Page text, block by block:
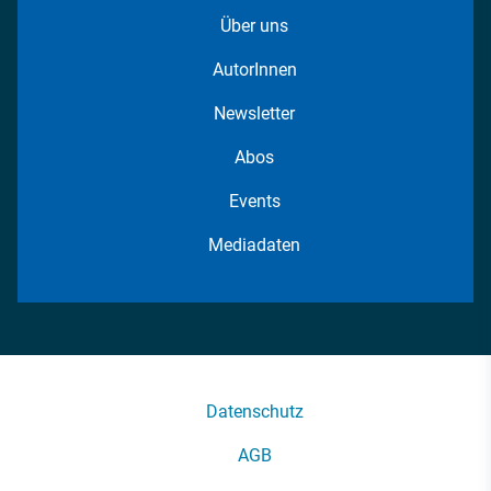
Über uns
AutorInnen
Newsletter
Abos
Events
Mediadaten
Datenschutz
AGB